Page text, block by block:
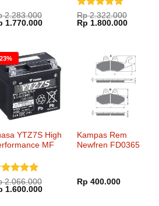
2.283.000
1.770.000Harga
Rp 1.770.000.
Dinilai5
dari 5
Rp2.322.000
Harga
aslinya
Rp 1.800.000Harga
YTZ7S High
MF
5
5
2.066.000
1.600.000Harga
Kampas Rem
Newfren FD0365
Rp 400.000